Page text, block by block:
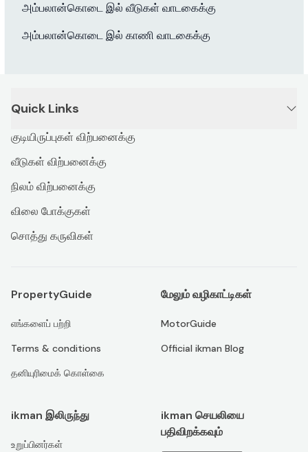
அம்பலான்கொடை இல் வீடுகள் வாடகைக்கு
அம்பலான்கொடை இல் காணி வாடகைக்கு
Quick Links
குடியிருப்புகள் விற்பனைக்கு
வீடுகள் விற்பனைக்கு
நிலம் விற்பனைக்கு
விலை போக்குகள்
சொத்து கருவிகள்
PropertyGuide
எங்களைப் பற்றி
Terms & conditions
தனியுரிமைக் கொள்கை
மேலும் வழிகாட்டிகள்
MotorGuide
Official ikman Blog
ikman இலிருந்து
உறுப்பினர்கள்
ikman செயலியை
பதிவிறக்கவும்